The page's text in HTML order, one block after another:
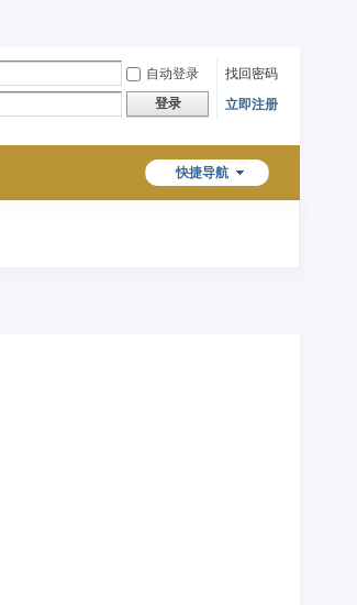
自动登录
找回密码
登录 立即注册
快捷导航